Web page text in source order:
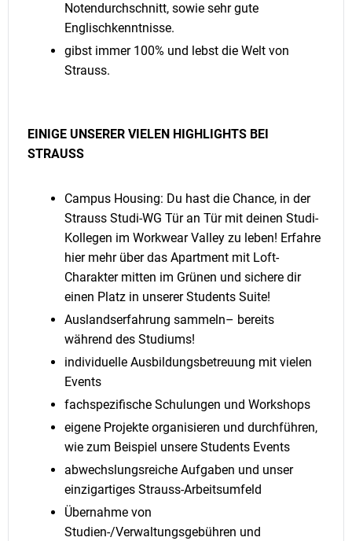
Notendurchschnitt, sowie sehr gute
Englischkenntnisse.
gibst immer 100% und lebst die Welt von
Strauss.
EINIGE UNSERER VIELEN HIGHLIGHTS BEI
STRAUSS
Campus Housing: Du hast die Chance, in der
Strauss Studi-WG Tür an Tür mit deinen Studi-
Kollegen im Workwear Valley zu leben! Erfahre
hier mehr über das Apartment mit Loft-
Charakter mitten im Grünen und sichere dir
einen Platz in unserer Students Suite!
Auslandserfahrung sammeln– bereits
während des Studiums!
individuelle Ausbildungsbetreuung mit vielen
Events
fachspezifische Schulungen und Workshops
eigene Projekte organisieren und durchführen,
wie zum Beispiel unsere Students Events
abwechslungsreiche Aufgaben und unser
einzigartiges Strauss-Arbeitsumfeld
Übernahme von
Studien-/Verwaltungsgebühren und